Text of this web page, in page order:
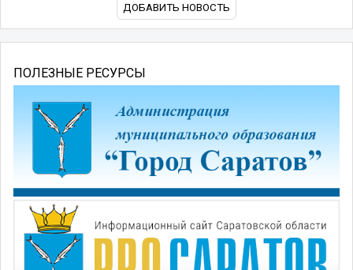
ДОБАВИТЬ НОВОСТЬ
ПОЛЕЗНЫЕ РЕСУРСЫ